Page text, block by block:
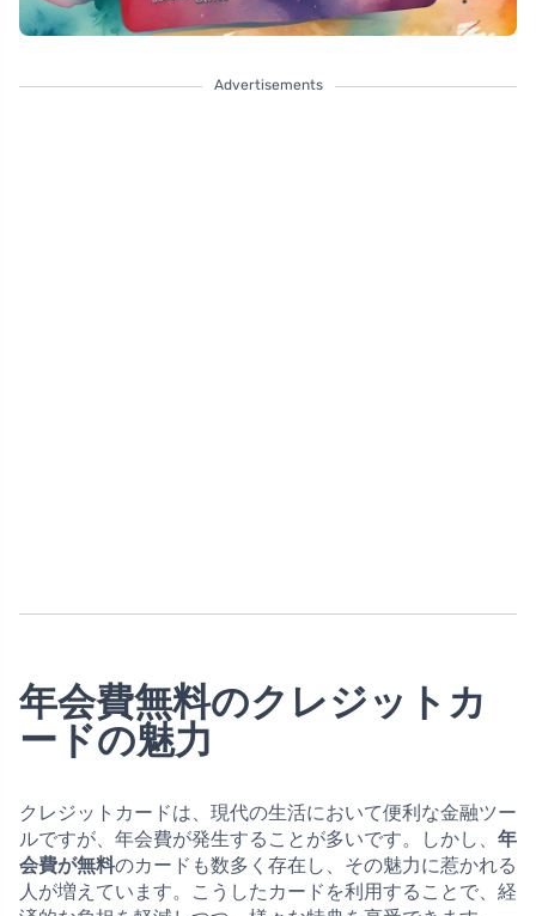
Advertisements
年会費無料のクレジットカ
ードの魅力
クレジットカードは、現代の生活において便利な金融ツー
ルですが、年会費が発生することが多いです。しかし、 年
会費が無料のカードも数多く存在し、その魅力に惹かれる
人が増えています。こうしたカードを利用することで、経